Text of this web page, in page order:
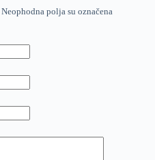
Neophodna polja su označena